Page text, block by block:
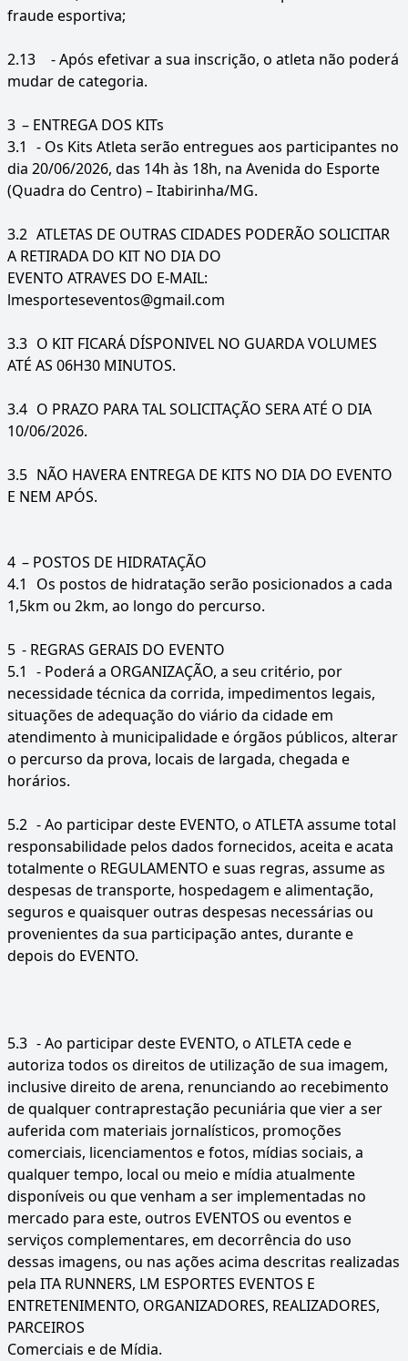
fraude esportiva;
2.13
- Após efetivar a sua inscrição, o atleta não poderá
mudar de categoria.
3 – ENTREGA DOS KITs
3.1 - Os Kits Atleta serão entregues aos participantes no
dia 20/06/2026, das 14h às 18h, na Avenida do Esporte
(Quadra do Centro) – Itabirinha/MG.
3.2 ATLETAS DE OUTRAS CIDADES PODERÃO SOLICITAR
A RETIRADA DO KIT NO DIA DO
EVENTO ATRAVES DO E-MAIL:
lmesporteseventos@gmail.com
3.3 O KIT FICARÁ DÍSPONIVEL NO GUARDA VOLUMES
ATÉ AS 06H30 MINUTOS.
3.4 O PRAZO PARA TAL SOLICITAÇÃO SERA ATÉ O DIA
10/06/2026.
3.5 NÃO HAVERA ENTREGA DE KITS NO DIA DO EVENTO
E NEM APÓS.
4 – POSTOS DE HIDRATAÇÃO
4.1
Os postos de hidratação serão posicionados a cada
1,5km ou 2km, ao longo do percurso.
5 - REGRAS GERAIS DO EVENTO
5.1 - Poderá a ORGANIZAÇÃO, a seu critério, por
necessidade técnica da corrida, impedimentos legais,
situações de adequação do viário da cidade em
atendimento à municipalidade e órgãos públicos, alterar
o percurso da prova, locais de largada, chegada e
horários.
5.2 - Ao participar deste EVENTO, o ATLETA assume total
responsabilidade pelos dados fornecidos, aceita e acata
totalmente o REGULAMENTO e suas regras, assume as
despesas de transporte, hospedagem e alimentação,
seguros e quaisquer outras despesas necessárias ou
provenientes da sua participação antes, durante e
depois do EVENTO.
5.3 - Ao participar deste EVENTO, o ATLETA cede e
autoriza todos os direitos de utilização de sua imagem,
inclusive direito de arena, renunciando ao recebimento
de qualquer contraprestação pecuniária que vier a ser
auferida com materiais jornalísticos, promoções
comerciais, licenciamentos e fotos, mídias sociais, a
qualquer tempo, local ou meio e mídia atualmente
disponíveis ou que venham a ser implementadas no
mercado para este, outros EVENTOS ou eventos e
serviços complementares, em decorrência do uso
dessas imagens, ou nas ações acima descritas realizadas
pela ITA RUNNERS, LM ESPORTES EVENTOS E
ENTRETENIMENTO, ORGANIZADORES, REALIZADORES,
PARCEIROS
Comerciais e de Mídia.